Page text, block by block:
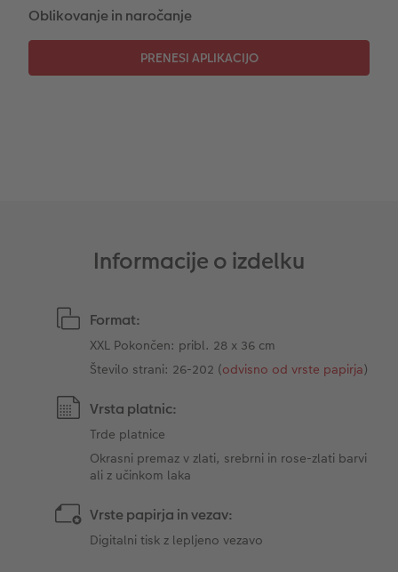
CEWE TAKOJŠNJI NATIS FOTOGRAFIJ
Foto kolaži
Oblikovanje in naročanje
Informacije o izdelku
Format:
XXL Pokončen: pribl. 28 x 36 cm
Število strani: 26-202 (odvisno od vrste papirja)
Vrsta platnic:
Trde platnice
Okrasni premaz v zlati, srebrni in rose-zlati barvi
ali z učinkom laka
Vrste papirja in vezav:
Digitalni tisk z lepljeno vezavo